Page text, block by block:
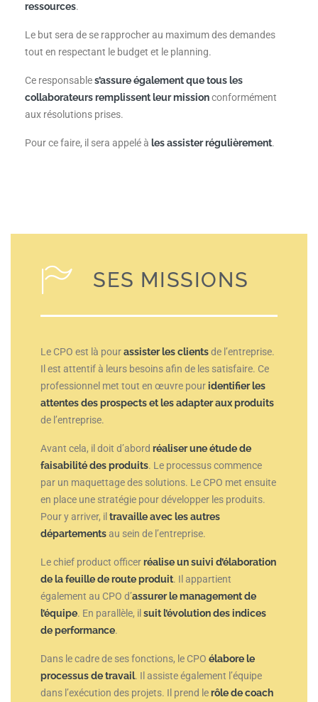
ressources.
Le but sera de se rapprocher au maximum des demandes
tout en respectant le budget et le planning.
Ce responsables’assure également que tous les
collaborateurs remplissent leur missionconformément
aux résolutions prises.
Pour ce faire, il sera appelé à les assister régulièrement.
SES MISSIONS
Le CPO est là pourassister les clientsde l’entreprise.
Il est attentif à leurs besoins afin de les satisfaire. Ce
professionnel met tout en œuvre pouridentifier les
attentes des prospects et les adapter aux produits
de l’entreprise.
Avant cela, il doit d’abord réaliser une étude de
faisabilité des produits. Le processus commence
par un maquettage des solutions. Le CPO met ensuite
en place une stratégie pour développer les produits.
Pour y arriver, il travaille avec les autres
départementsau sein de l’entreprise.
Le chief product officerréalise un suivi d’élaboration
de la feuille de route produit. Il appartient
également au CPO d’assurer le management de
l’équipe. En parallèle, il suit l’évolution des indices
de performance.
Dans le cadre de ses fonctions, le CPO élabore le
processus de travail. Il assiste également l’équipe
dans l’exécution des projets. Il prend lerôle de coach